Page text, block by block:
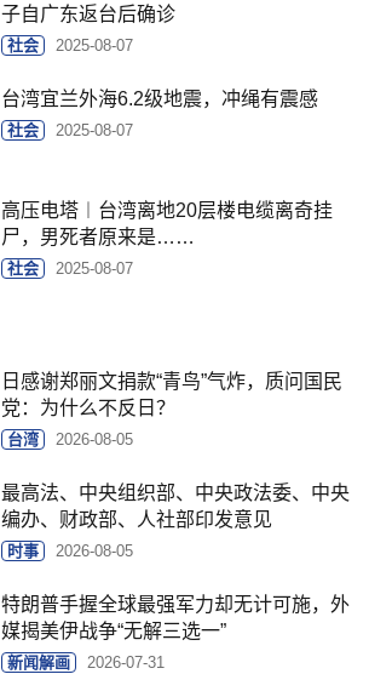
子自广东返台后确诊
社会 2025-08-07
台湾宜兰外海6.2级地震，冲绳有震感
社会 2025-08-07
高压电塔︱台湾离地20层楼电缆离奇挂
尸，男死者原来是……
社会 2025-08-07
日感谢郑丽文捐款“青鸟”气炸，质问国民
党：为什么不反日？
台湾 2026-08-05
最高法、中央组织部、中央政法委、中央
编办、财政部、人社部印发意见
时事 2026-08-05
特朗普手握全球最强军力却无计可施，外
媒揭美伊战争“无解三选一”
新闻解画 2026-07-31